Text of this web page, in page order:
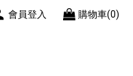
會員登入 購物車(0)